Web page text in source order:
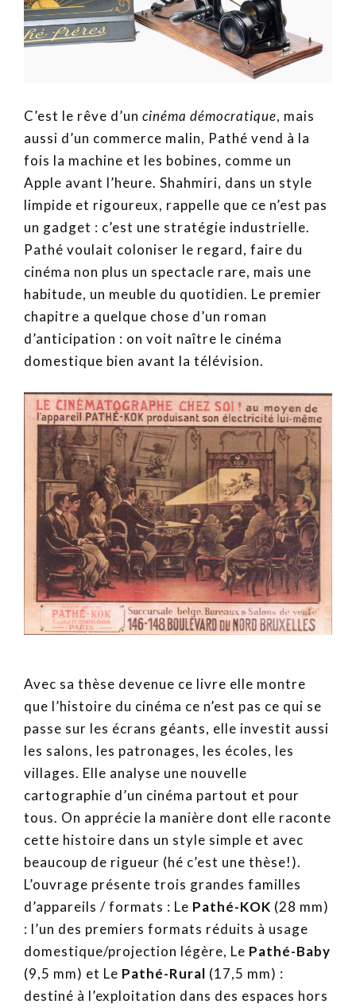
C’est le rêve d’un cinéma démocratique, mais
aussi d’un commerce malin, Pathé vend à la
fois la machine et les bobines, comme un
Apple avant l’heure. Shahmiri, dans un style
limpide et rigoureux, rappelle que ce n’est pas
un gadget : c’est une stratégie industrielle.
Pathé voulait coloniser le regard, faire du
cinéma non plus un spectacle rare, mais une
habitude, un meuble du quotidien. Le premier
chapitre a quelque chose d’un roman
d’anticipation : on voit naître le cinéma
domestique bien avant la télévision.
Avec sa thèse devenue ce livre elle montre
que l’histoire du cinéma ce n’est pas ce qui se
passe sur les écrans géants, elle investit aussi
les salons, les patronages, les écoles, les
villages. Elle analyse une nouvelle
cartographie d’un cinéma partout et pour
tous. On apprécie la manière dont elle raconte
cette histoire dans un style simple et avec
beaucoup de rigueur (hé c’est une thèse!).
L’ouvrage présente trois grandes familles
d’appareils / formats : Le Pathé-KOK (28 mm)
: l’un des premiers formats réduits à usage
domestique/projection légère, Le Pathé-Baby
(9,5 mm) et Le Pathé-Rural (17,5 mm) :
destiné à l’exploitation dans des espaces hors